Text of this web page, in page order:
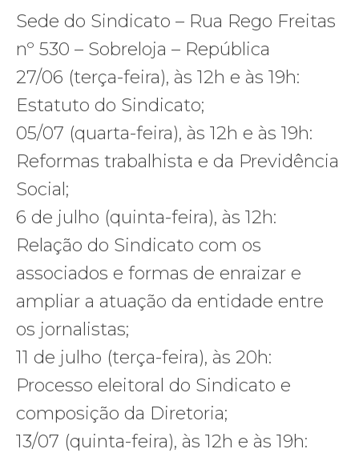
Sede do Sindicato – Rua Rego Freitas
nº 530 – Sobreloja – República
27/06 (terça-feira), às 12h e às 19h:
Estatuto do Sindicato;
05/07 (quarta-feira), às 12h e às 19h:
Reformas trabalhista e da Previdência
Social;
6 de julho (quinta-feira), às 12h:
Relação do Sindicato com os
associados e formas de enraizar e
ampliar a atuação da entidade entre
os jornalistas;
11 de julho (terça-feira), às 20h:
Processo eleitoral do Sindicato e
composição da Diretoria;
13/07 (quinta-feira), às 12h e às 19h: